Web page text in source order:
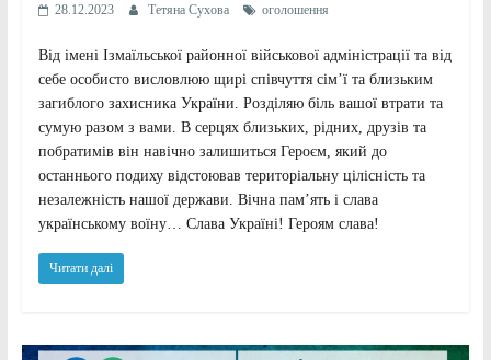
28.12.2023 Тетяна Сухова оголошення
Від імені Ізмаїльської районної військової адміністрації та від
себе особисто висловлюю щирі співчуття сім’ї та близьким
загиблого захисника України. Розділяю біль вашої втрати та
сумую разом з вами. В серцях близьких, рідних, друзів та
побратимів він навічно залишиться Героєм, який до
останнього подиху відстоював територіальну цілісність та
незалежність нашої держави. Вічна пам’ять і слава
українському воїну… Слава Україні! Героям слава!
Читати далі